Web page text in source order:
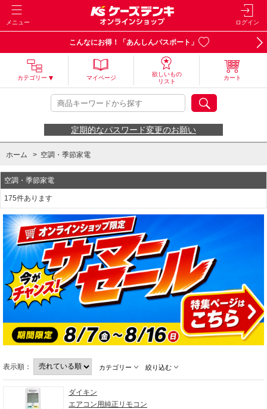
メニュー ログイン
こんなにお得！「あんしんパスポート」
カテゴリー マイページ
欲しいもの
リスト
カート
定期的なパスワード変更のお願い
ホーム > 空調・季節家電
空調・季節家電
175件あります
表示順： カテゴリー 絞り込む
ダイキン
エアコン用純正リモコン